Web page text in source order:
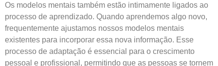
Os modelos mentais também estão intimamente ligados ao
processo de aprendizado. Quando aprendemos algo novo,
frequentemente ajustamos nossos modelos mentais
existentes para incorporar essa nova informação. Esse
processo de adaptação é essencial para o crescimento
pessoal e profissional, permitindo que as pessoas se tornem